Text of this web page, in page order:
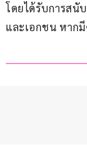
โดยได้รับการสนั
และเอกชน หาก